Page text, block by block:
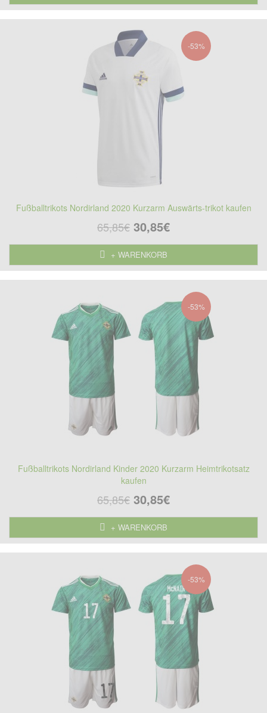
-53%
Fußballtrikots Nordirland 2020 Kurzarm Auswärts-trikot kaufen
65,85€ 30,85€
+ WARENKORB
-53%
Fußballtrikots Nordirland Kinder 2020 Kurzarm Heimtrikotsatz
kaufen
65,85€ 30,85€
+ WARENKORB
-53%